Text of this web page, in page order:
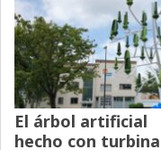
El árbol artificial
hecho con